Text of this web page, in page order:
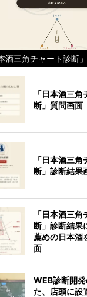
酒三角チャート診断」
「日本酒三
断」質問画面
「日本酒三
断」診断結果
「日本酒三
断」診断結果
薦めの日本酒
面
WEB診断開
た、店頭に設